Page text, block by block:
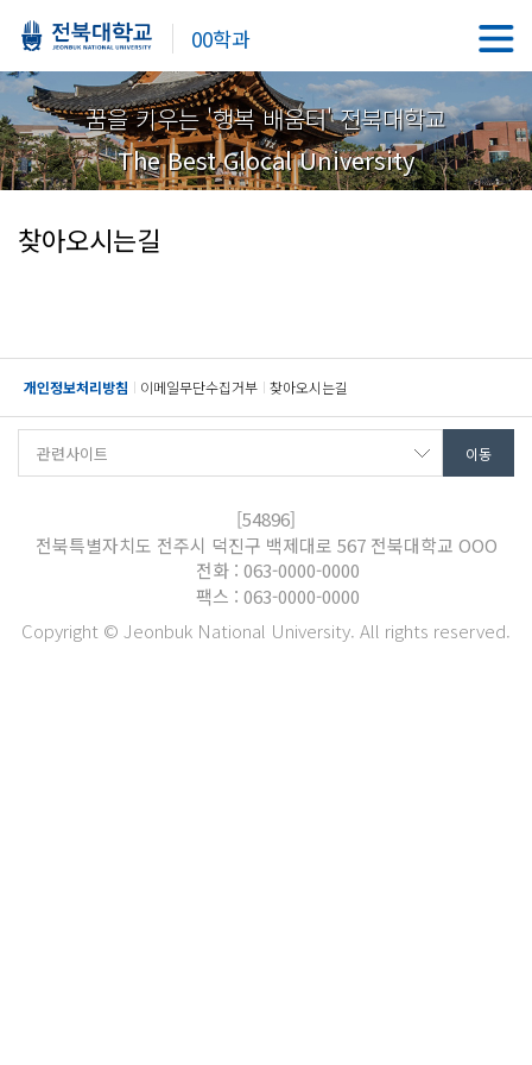
00학과
꿈을 키우는 '행복 배움터' 전북대학교
The Best Glocal University
찾아오시는길
개인정보처리방침 이메일무단수집거부 찾아오시는길
[54896]
전북특별자치도 전주시 덕진구 백제대로 567 전북대학교 OOO
전화 : 063-0000-0000
팩스 : 063-0000-0000
Copyright © Jeonbuk National University. All rights reserved.